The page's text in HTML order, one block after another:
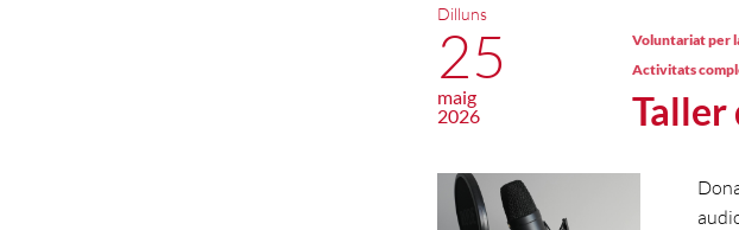
Taller
Voluntariat per
Activitats
Dilluns
25
maig
2026